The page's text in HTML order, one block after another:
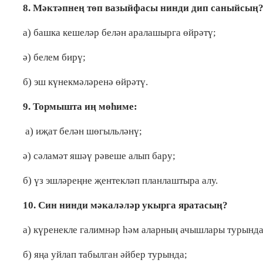
8. Мәктәпнең төп вазыйфасы нинди дип саныйсың?
а) башка кешеләр белән аралашырга өйрәтү;
ә) белем бирү;
б) эш күнекмәләренә өйрәтү.
9. Тормышта иң мөһиме:
а) иҗат белән шөгыльләнү;
ә) сәламәт яшәү рәвеше алып бару;
б) үз эшләреңне җентекләп планлаштыра алу.
10. Син нинди мәкаләләр укырга яратасың?
а) күренекле галимнәр һәм аларның ачышлары
б) яңа уйлап табылган әйбер турында;